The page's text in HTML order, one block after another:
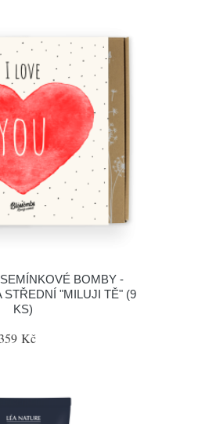
BOMBY -
STŘEDNÍ "MILUJI TĚ" (9
KS)
359 Kč